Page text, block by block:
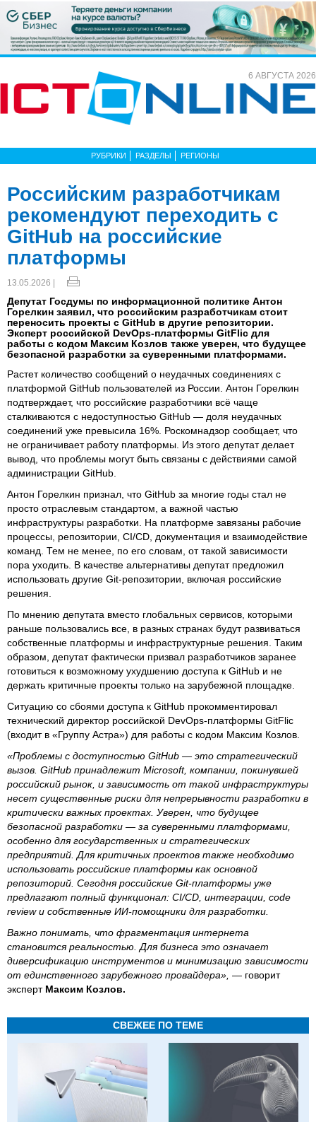
6 АВГУСТА 2026
РУБРИКИ РАЗДЕЛЫ РЕГИОНЫ
Российским разработчикам
рекомендуют переходить с
GitHub на российские
платформы
13.05.2026 |
Депутат Госдумы по информационной политике Антон
Горелкин заявил, что российским разработчикам стоит
переносить проекты с GitHub в другие репозитории.
Эксперт российской DevOps-платформы GitFlic для
работы с кодом Максим Козлов также уверен, что будущее
безопасной разработки за суверенными платформами.
Растет количество сообщений о неудачных соединениях с
платформой GitHub пользователей из России. Антон Горелкин
подтверждает, что российские разработчики всё чаще
сталкиваются с недоступностью GitHub — доля неудачных
соединений уже превысила 16%. Роскомнадзор сообщает, что
не ограничивает работу платформы. Из этого депутат делает
вывод, что проблемы могут быть связаны с действиями самой
администрации GitHub.
Антон Горелкин признал, что GitHub за многие годы стал не
просто отраслевым стандартом, а важной частью
инфраструктуры разработки. На платформе завязаны рабочие
процессы, репозитории, CI/CD, документация и взаимодействие
команд. Тем не менее, по его словам, от такой зависимости
пора уходить. В качестве альтернативы депутат предложил
использовать другие Git-репозитории, включая российские
решения.
По мнению депутата вместо глобальных сервисов, которыми
раньше пользовались все, в разных странах будут развиваться
собственные платформы и инфраструктурные решения. Таким
образом, депутат фактически призвал разработчиков заранее
готовиться к возможному ухудшению доступа к GitHub и не
держать критичные проекты только на зарубежной площадке.
Ситуацию со сбоями доступа к GitHub прокомментировал
технический директор российской DevOps-платформы GitFlic
(входит в «Группу Астра») для работы с кодом Максим Козлов.
«Проблемы с доступностью GitHub — это стратегический
вызов. GitHub принадлежит Microsoft, компании, покинувшей
российский рынок, и зависимость от такой инфраструктуры
несет существенные риски для непрерывности разработки в
критически важных проектах. Уверен, что будущее
безопасной разработки — за суверенными платформами,
особенно для государственных и стратегических
предприятий. Для критичных проектов также необходимо
использовать российские платформы как основной
репозиторий. Сегодня российские Git-платформы уже
предлагают полный функционал: CI/CD, интеграции, code
review и собственные ИИ-помощники для разработки.
Важно понимать, что фрагментация интернета
становится реальностью. Для бизнеса это означает
диверсификацию инструментов и минимизацию зависимости
от единственного зарубежного провайдера», — говорит
эксперт Максим Козлов.
СВЕЖЕЕ ПО ТЕМЕ